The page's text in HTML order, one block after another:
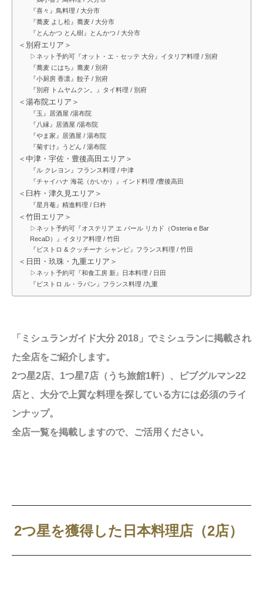
『喜々』鳥料理 / 大分市
『蕎麦 よし松』蕎麦 / 大分市
『とんかつ とん樹』とんかつ / 大分市
＜別府エリア＞
▷ネット予約可『オット・エ・セッテ 大分』イタリア料理 / 別府
『蕎麦 にはち』蕎麦 / 別府
『小厨房 香凛』餃子 / 別府
『別府 トムヤムクン。』タイ料理 / 別府
＜湯布院エリア＞
『玉』居酒屋 /湯布院
『八縁』居酒屋 /湯布院
『やま家』居酒屋 / 湯布院
『菊すけ』うどん / 湯布院
＜中津・宇佐・豊後高田エリア＞
『ル クレヨン』フランス料理 / 中津
『チャイハナ 海花（かいか）』インド料理 /豊後高田
＜臼杵・津久見エリア＞
『星月菴』精進料理 / 臼杵
＜竹田エリア＞
▷ネット予約可『オステリア エ バール リカド（Osteria e Bar
RecaD）』イタリア料理 / 竹田
『ビストロ & クッチーナ シャンピ』フランス料理 / 竹田
＜日田・玖珠・九重エリア＞
▷ネット予約可『和食工房 新』日本料理 / 日田
『ビストロ ル・ラパン』フランス料理 /九重
「ミシュランガイド大分 2018」でミシュランに掲載され
た全店をご紹介します。
2つ星2店、1つ星7店（うち旅館1軒）、ビブグルマン22
店と、大分で上質な料理を探している方には必須のライ
ンナップ。
全店一覧を掲載しますので、ご活用ください。
2つ星を獲得した日本料理店（2店）